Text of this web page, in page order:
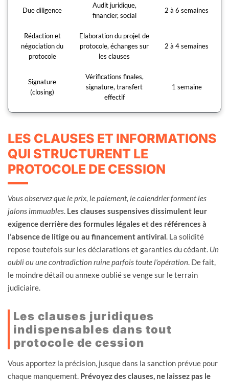
Due diligence
Audit juridique,
financier, social
2 à 6 semaines
Rédaction et
négociation du
protocole
Elaboration du projet de
protocole, échanges sur
les clauses
2 à 4 semaines
Signature
(closing)
Vérifications finales,
signature, transfert
effectif
1 semaine
LES CLAUSES ET INFORMATIONS
QUI STRUCTURENT LE
PROTOCOLE DE CESSION
Vous observez que le prix, le paiement, le calendrier forment les
jalons immuables. Les clauses suspensives dissimulent leur
exigence derrière des formules légales et des références à
l’absence de litige ou au financement antiviral. La solidité
repose toutefois sur les déclarations et garanties du cédant. Un
oubli ou une contradiction ruine parfois toute l’opération. De fait,
le moindre détail ou annexe oublié se venge sur le terrain
judiciaire.
Les clauses juridiques
indispensables dans tout
protocole de cession
Vous apportez la précision, jusque dans la sanction prévue pour
chaque manquement. Prévoyez des clauses, ne laissez pas le